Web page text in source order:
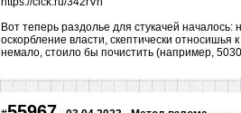
Вот теперь раздолье для стукачей
оскорбление власти, скептически относишья
немало, стоило бы почистить (например,